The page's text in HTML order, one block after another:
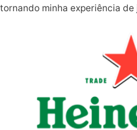
tornando minha experiência